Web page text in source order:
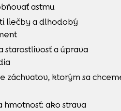
astmu
liečby a dlhodobý
starostlivosť a úprava
záchvatov, ktorým sa
hmotnosť: ako strava